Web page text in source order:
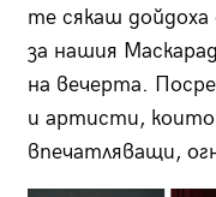
те сякаш
за нашия
на вечерта.
и артисти, които
впечатляващи,